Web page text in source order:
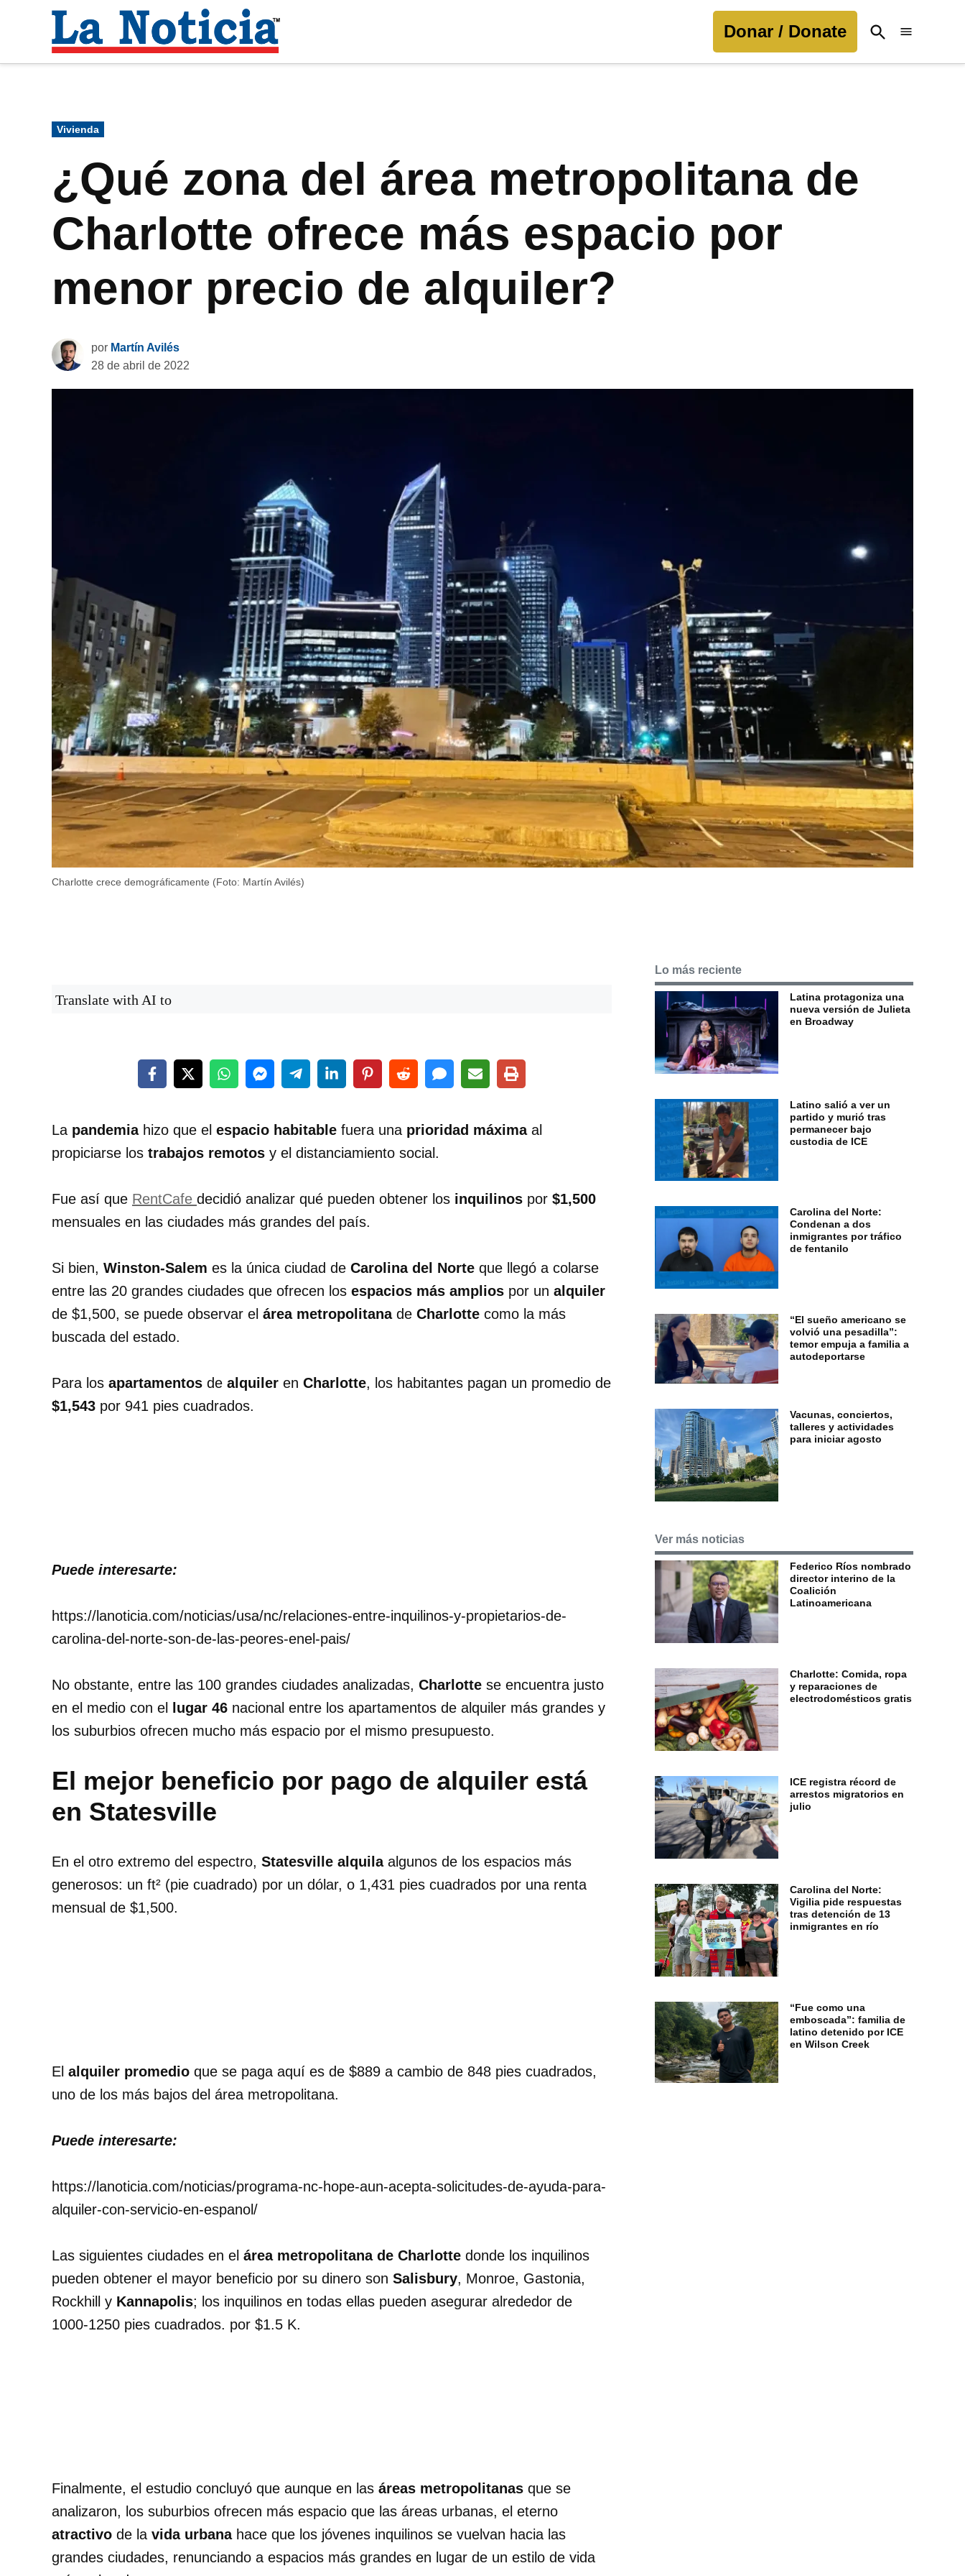
contenido
Noticia
Donar / Donate
Open
Search
Publicado
en
Vivienda
¿Qué zona del área metropolitana de
Charlotte ofrece más espacio por
menor precio de alquiler?
por Martín Avilés
28 de abril de 2022
Charlotte crece demográficamente (Foto: Martín Avilés)
Translate with AI to
La pandemia hizo que el espacio habitable fuera una prioridad máximaal
propiciarse los trabajos remotos y el distanciamiento social.
Fue así que RentCafe decidió analizar qué pueden obtener los inquilinos por $1,500
mensuales en las ciudades más grandes del país.
Si bien, Winston-Salem es la única ciudad de Carolina del Norte que llegó a colarse
entre las 20 grandes ciudades que ofrecen los espacios más amplios por un alquiler
de $1,500, se puede observar el área metropolitanade Charlotte como la más
buscada del estado.
Para los apartamentos de alquiler en Charlotte, los habitantes pagan un promedio de
$1,543 por 941 pies cuadrados.
Puede interesarte:
https://lanoticia.com/noticias/usa/nc/relaciones-entre-inquilinos-y-propietarios-de-
carolina-del-norte-son-de-las-peores-enel-pais/
No obstante, entre las 100 grandes ciudades analizadas, Charlotte se encuentra justo
en el medio con el
lugar 46 nacional entre los apartamentos de alquiler más grandes y
los suburbios ofrecen mucho más espacio por el mismo presupuesto.
El mejor beneficio por pago de alquiler está
en Statesville
En el otro extremo del espectro, Statesville alquilaalgunos de los espacios más
generosos: un ft² (pie cuadrado) por un dólar, o 1,431 pies cuadrados por una renta
mensual de $1,500.
El alquiler promedio que se paga aquí es de $889 a cambio de 848 pies cuadrados,
uno de los más bajos del área metropolitana.
Puede interesarte:
https://lanoticia.com/noticias/programa-nc-hope-aun-acepta-solicitudes-de-ayuda-para-
alquiler-con-servicio-en-espanol/
Las siguientes ciudades en el área metropolitana de Charlotte donde los inquilinos
pueden obtener el mayor beneficio por su dinero son Salisbury, Monroe, Gastonia,
Rockhill y Kannapolis; los inquilinos en todas ellas pueden asegurar alrededor de
1000-1250 pies cuadrados. por $1.5 K.
Finalmente, el estudio concluyó que aunque en las áreas metropolitanas que se
analizaron, los suburbios ofrecen más espacio que las áreas urbanas, el eterno
atractivo de la vida urbanahace que los jóvenes inquilinos se vuelvan hacia las
grandes ciudades, renunciando a espacios más grandes en lugar de un estilo de vida
Lo más reciente
Latina protagoniza una
nueva versión de Julieta
en Broadway
Latino salió a ver un
partido y murió tras
permanecer bajo
custodia de ICE
Carolina del Norte:
Condenan a dos
inmigrantes por tráfico
de fentanilo
“El sueño americano se
volvió una pesadilla”:
temor empuja a familia a
autodeportarse
Vacunas, conciertos,
talleres y actividades
para iniciar agosto
Ver más noticias
Federico Ríos nombrado
director interino de la
Coalición
Latinoamericana
Charlotte: Comida, ropa
y reparaciones de
electrodomésticos gratis
ICE registra récord de
arrestos migratorios en
julio
Carolina del Norte:
Vigilia pide respuestas
tras detención de 13
inmigrantes en río
“Fue como una
emboscada”: familia de
latino detenido por ICE
en Wilson Creek